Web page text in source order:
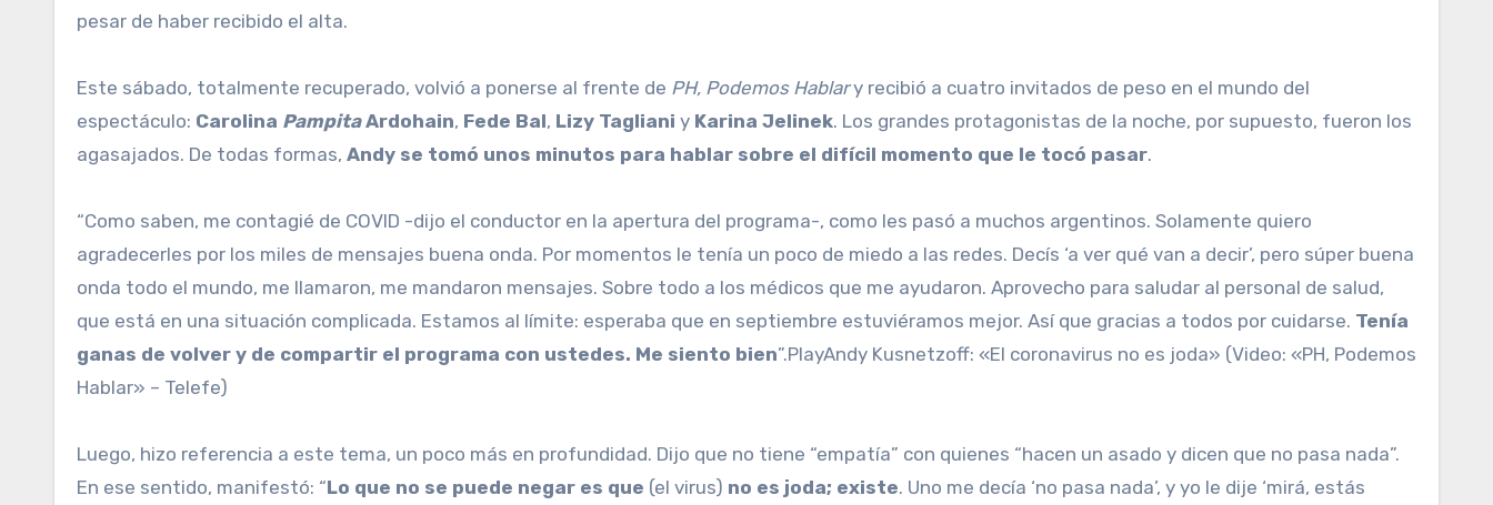
pesar de haber recibido el alta.
Este sábado, totalmente recuperado, volvió a ponerse al frente de PH, Podemos Hablary recibió a cuatro invitados de peso en el mundo del
espectáculo: Carolina PampitaArdohain, Fede Bal, Lizy Tagliani y Karina Jelinek. Los grandes protagonistas de la noche, por supuesto, fueron los
agasajados. De todas formas, Andy se tomó unos minutos para hablar sobre el difícil momento que le tocó pasar.
“Como saben, me contagié de COVID -dijo el conductor en la apertura del programa-, como les pasó a muchos argentinos. Solamente quiero
agradecerles por los miles de mensajes buena onda. Por momentos le tenía un poco de miedo a las redes. Decís ‘a ver qué van a decir’, pero súper buena
onda todo el mundo, me llamaron, me mandaron mensajes. Sobre todo a los médicos que me ayudaron. Aprovecho para saludar al personal de salud,
que está en una situación complicada. Estamos al límite: esperaba que en septiembre estuviéramos mejor. Así que gracias a todos por cuidarse. Tenía
ganas de volver y de compartir el programa con ustedes. Me siento bien”.PlayAndy Kusnetzoff: «El coronavirus no es joda» (Video: «PH, Podemos
Hablar» – Telefe)
Luego, hizo referencia a este tema, un poco más en profundidad. Dijo que no tiene “empatía” con quienes “hacen un asado y dicen que no pasa nada”.
En ese sentido, manifestó: “Lo que no se puede negar es que (el virus) no es joda; existe. Uno me decía ‘no pasa nada’, y yo le dije ‘mirá, estás